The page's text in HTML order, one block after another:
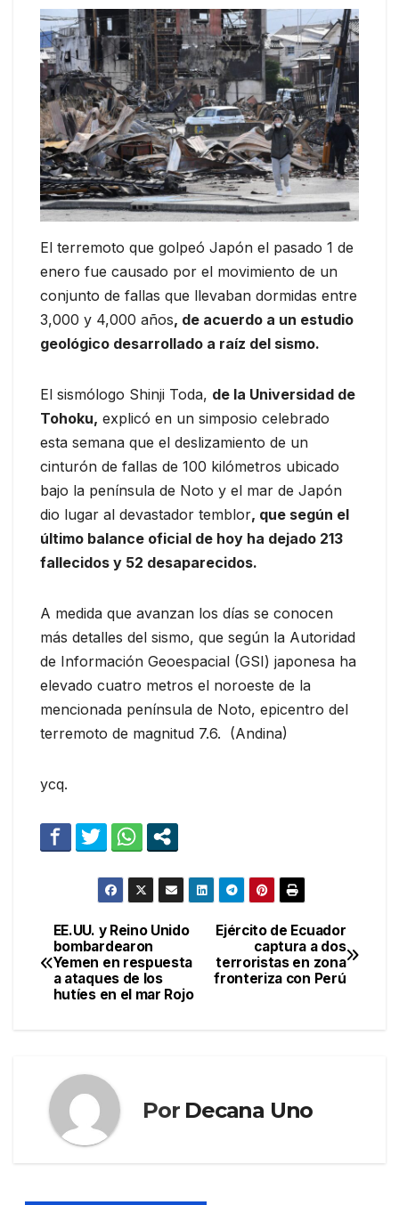
El terremoto que golpeó Japón el pasado 1 de
enero fue causado por el movimiento de un
conjunto de fallas que llevaban dormidas entre
3,000 y 4,000 años, de acuerdo a un estudio
geológico desarrollado a raíz del sismo.
El sismólogo Shinji Toda, de la Universidad de
Tohoku, explicó en un simposio celebrado
esta semana que el deslizamiento de un
cinturón de fallas de 100 kilómetros ubicado
bajo la península de Noto y el mar de Japón
dio lugar al devastador temblor, que según el
último balance oficial de hoy ha dejado 213
fallecidos y 52 desaparecidos.
A medida que avanzan los días se conocen
más detalles del sismo, que según la Autoridad
de Información Geoespacial (GSI) japonesa ha
elevado cuatro metros el noroeste de la
mencionada península de Noto, epicentro del
terremoto de magnitud 7.6. (Andina)
ycq.
Navegación
de
Ejército de Ecuador
captura a dos
terroristas en zona
fronteriza con Perú
EE.UU. y Reino Unido
bombardearon
Yemen en respuesta
a ataques de los
hutíes en el mar Rojo
Por Decana Uno